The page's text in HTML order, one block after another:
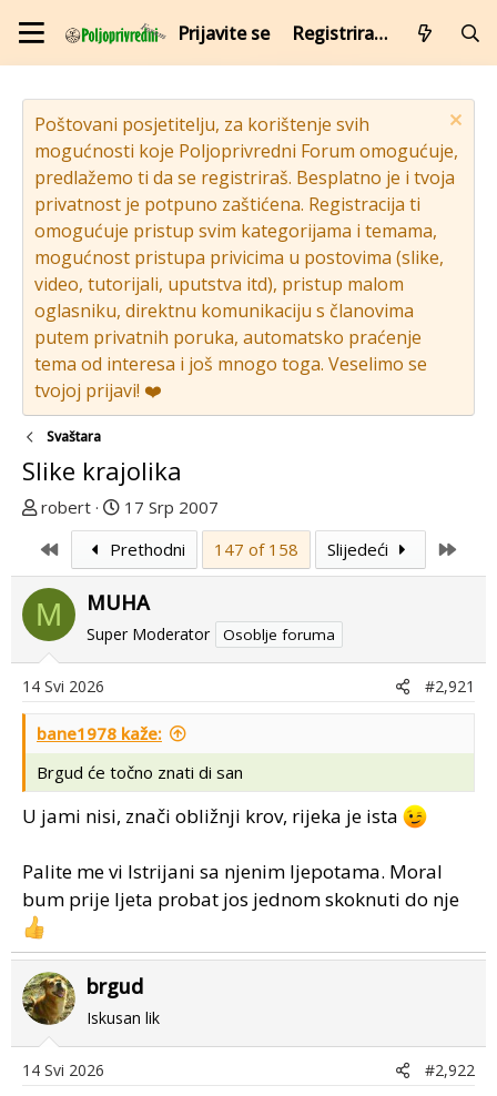
Prijavite se Registrirajte se
Poštovani posjetitelju, za korištenje svih
mogućnosti koje Poljoprivredni Forum omogućuje,
predlažemo ti da se registriraš. Besplatno je i tvoja
privatnost je potpuno zaštićena. Registracija ti
omogućuje pristup svim kategorijama i temama,
mogućnost pristupa privicima u postovima (slike,
video, tutorijali, uputstva itd), pristup malom
oglasniku, direktnu komunikaciju s članovima
putem privatnih poruka, automatsko praćenje
tema od interesa i još mnogo toga. Veselimo se
tvojoj prijavi! ❤️
Svaštara
Slike krajolika
T
m
u
p
o
r
e
n
u
o
robert
D
a
t
u
m
p
o
g
p
o
s
t
17 Srp 2007
First
Prethodni 147 of 158 Slijedeći
M MUHA
Super Moderator Osoblje foruma
14 Svi 2026 #2,921
bane1978 kaže:
Brgud će točno znati di san
U jami nisi, znači obližnji krov, rijeka je ista
Palite me vi Istrijani sa njenim ljepotama. Moral
bum prije ljeta probat jos jednom skoknuti do nje
brgud
Iskusan lik
14 Svi 2026 #2,922